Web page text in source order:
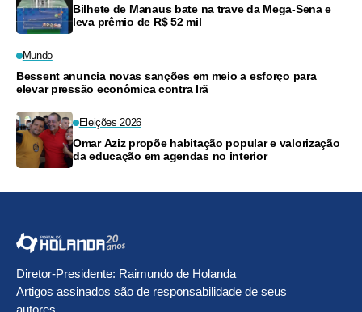
Bilhete de Manaus bate na trave da Mega-Sena e
leva prêmio de R$ 52 mil
Mundo
Bessent anuncia novas sanções em meio a esforço para
elevar pressão econômica contra Irã
Eleições 2026
Omar Aziz propõe habitação popular e valorização
da educação em agendas no interior
Diretor-Presidente: Raimundo de Holanda
Artigos assinados são de responsabilidade de seus